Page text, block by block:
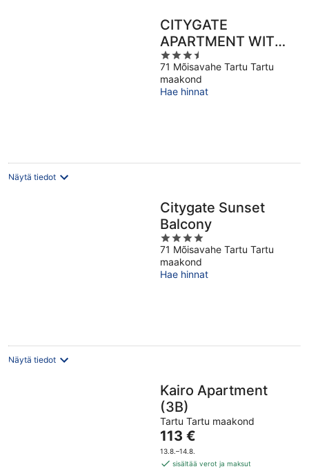
CITYGATE
APARTMENT WITH
SUN BALCONY
3.5
out
of
5
71 Mõisavahe Tartu Tartu
maakond
Hae hinnat
Näytä tiedot
Citygate Sunset
Balcony
4
out
of
5
71 Mõisavahe Tartu Tartu
maakond
Hae hinnat
Näytä tiedot
Kairo Apartment
(3B)
Tartu Tartu maakond
Hinta
on
113 €
113 €
13.8.–14.8.
sisältää verot ja maksut